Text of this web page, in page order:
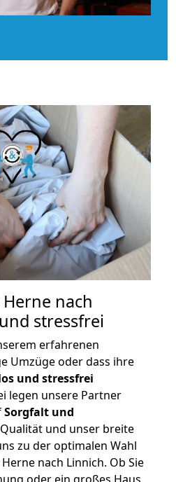
Herne nach
stressfrei
erfahrenen
Umzüge oder dass ihre
und stressfrei
legen unsere Partner
Sorgfalt und
und unser breite
zu der optimalen Wahl
nach Linnich. Ob Sie